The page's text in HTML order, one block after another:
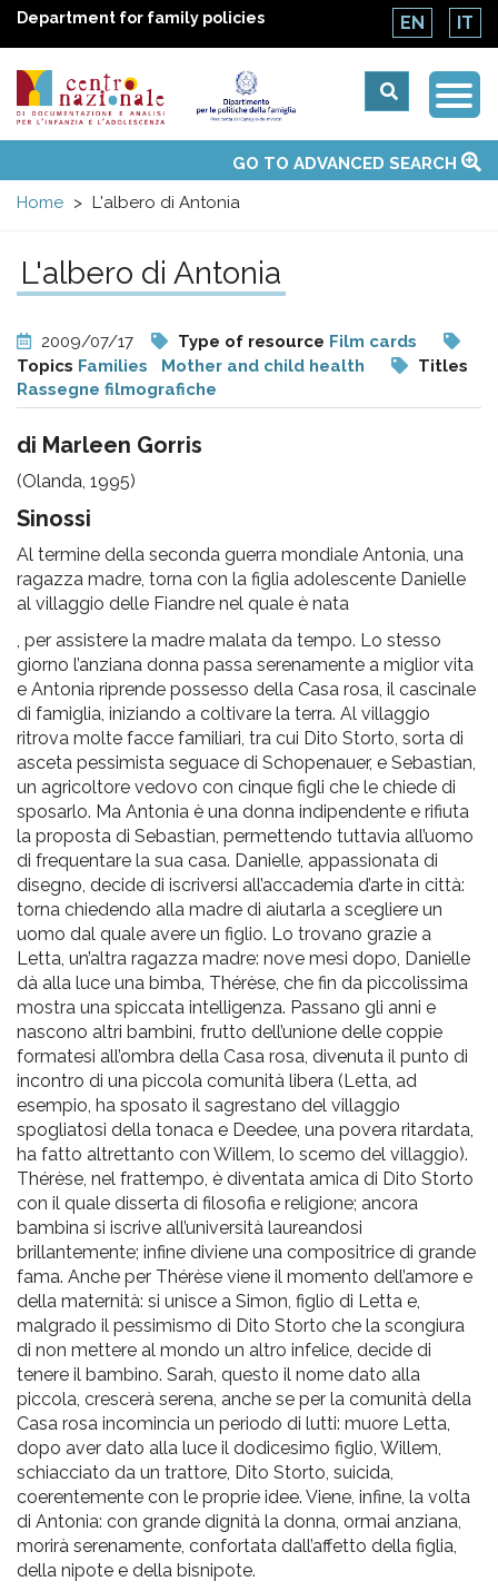
Department for family policies EN IT
Centro
nazionale
di
Documentazione
e
analisi
pr
l'infanzia
e
l'adolescenza
menuTopics
Activities
UN Convention
National ObservatoriesGO TO ADVANCED SEARCH
Home
L'albero di Antonia
L'albero di Antonia
2009/07/17 Type of resource Film cards
Topics Families Mother and child health
Titles
Rassegne filmografiche
di Marleen Gorris
(Olanda, 1995)
Sinossi
Al termine della seconda guerra mondiale Antonia, una
ragazza madre, torna con la figlia adolescente Danielle
al villaggio delle Fiandre nel quale è nata
, per assistere la madre malata da tempo. Lo stesso
giorno l’anziana donna passa serenamente a miglior vita
e Antonia riprende possesso della Casa rosa, il cascinale
di famiglia, iniziando a coltivare la terra. Al villaggio
ritrova molte facce familiari, tra cui Dito Storto, sorta di
asceta pessimista seguace di Schopenauer, e Sebastian,
un agricoltore vedovo con cinque figli che le chiede di
sposarlo. Ma Antonia è una donna indipendente e rifiuta
la proposta di Sebastian, permettendo tuttavia all’uomo
di frequentare la sua casa. Danielle, appassionata di
disegno, decide di iscriversi all’accademia d’arte in città:
torna chiedendo alla madre di aiutarla a scegliere un
uomo dal quale avere un figlio. Lo trovano grazie a
Letta, un’altra ragazza madre: nove mesi dopo, Danielle
dà alla luce una bimba, Thérèse, che fin da piccolissima
mostra una spiccata intelligenza. Passano gli anni e
nascono altri bambini, frutto dell’unione delle coppie
formatesi all’ombra della Casa rosa, divenuta il punto di
incontro di una piccola comunità libera (Letta, ad
esempio, ha sposato il sagrestano del villaggio
spogliatosi della tonaca e Deedee, una povera ritardata,
ha fatto altrettanto con Willem, lo scemo del villaggio).
Thérèse, nel frattempo, è diventata amica di Dito Storto
con il quale disserta di filosofia e religione; ancora
bambina si iscrive all’università laureandosi
brillantemente; infine diviene una compositrice di grande
fama. Anche per Thérèse viene il momento dell’amore e
della maternità: si unisce a Simon, figlio di Letta e,
malgrado il pessimismo di Dito Storto che la scongiura
di non mettere al mondo un altro infelice, decide di
tenere il bambino. Sarah, questo il nome dato alla
piccola, crescerà serena, anche se per la comunità della
Casa rosa incomincia un periodo di lutti: muore Letta,
dopo aver dato alla luce il dodicesimo figlio, Willem,
schiacciato da un trattore, Dito Storto, suicida,
coerentemente con le proprie idee. Viene, infine, la volta
di Antonia: con grande dignità la donna, ormai anziana,
morirà serenamente, confortata dall’affetto della figlia,
della nipote e della bisnipote.